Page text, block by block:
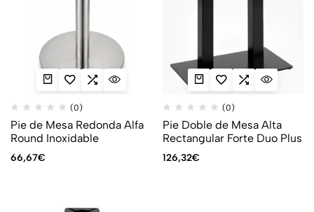
(0)
Pie de Mesa Redonda Alfa
Round Inoxidable
66,67€
(0)
Pie Doble de Mesa Alta
Rectangular Forte Duo Plus
126,32€